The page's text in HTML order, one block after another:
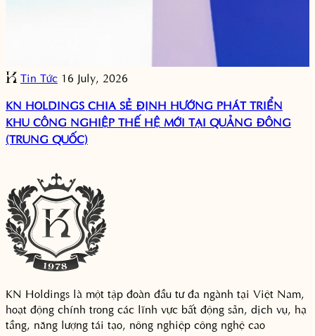
Tin Tức 16 July, 2026
KN HOLDINGS CHIA SẺ ĐỊNH HƯỚNG PHÁT TRIỂN
KHU CÔNG NGHIỆP THẾ HỆ MỚI TẠI QUẢNG ĐÔNG
(TRUNG QUỐC)
KN Holdings là một tập đoàn đầu tư đa ngành tại Việt Nam,
hoạt động chính trong các lĩnh vực bất động sản, dịch vụ, hạ
tầng, năng lượng tái tạo, nông nghiệp công nghệ cao